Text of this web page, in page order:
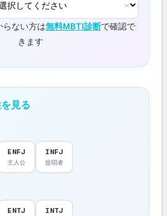
らない方は無料MBTI診断で確認で
きます
見る
ENFJ
主人公
INFJ
提唱者
ENTJ INTJ